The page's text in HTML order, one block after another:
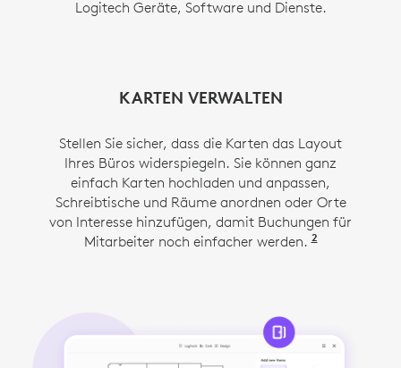
KARTEN VERWALTEN
Stellen Sie sicher, dass die Karten das Layout
Ihres Büros widerspiegeln. Sie können ganz
einfach Karten hochladen und anpassen,
Schreibtische und Räume anordnen oder Orte
von Interesse hinzufügen, damit Buchungen für
Mitarbeiter noch einfacher werden.2Die
BUCHUNGSRICHTLINIEN FESTLEGEN
Verwalten Sie die Raumbuchungsfunktion
mithilfe von Richtlinien in Sync.
RÄUME UND RESSOURCEN EINFACH
Erstellen Sie einen vollständigen Überblick über
Ihre Räume und angeschlossenen Geräte und
lassen Sie sich benachrichtigen, wenn eine
Verbindung unterbrochen wird.
ZUGRIFF AUF RAUMGERÄTE VON ÜBERALL
Mit der Funktion „Remote-Zugriff auf die
Benutzeroberfläche“ von Sync können Sie direkt
von Sync aus auf Logitech-Raumgeräte,
einschließlich Tap Scheduler, zugreifen, um
Probleme zu beheben oder Mitarbeitern zu
Logitech Geräte, Software und Dienste.